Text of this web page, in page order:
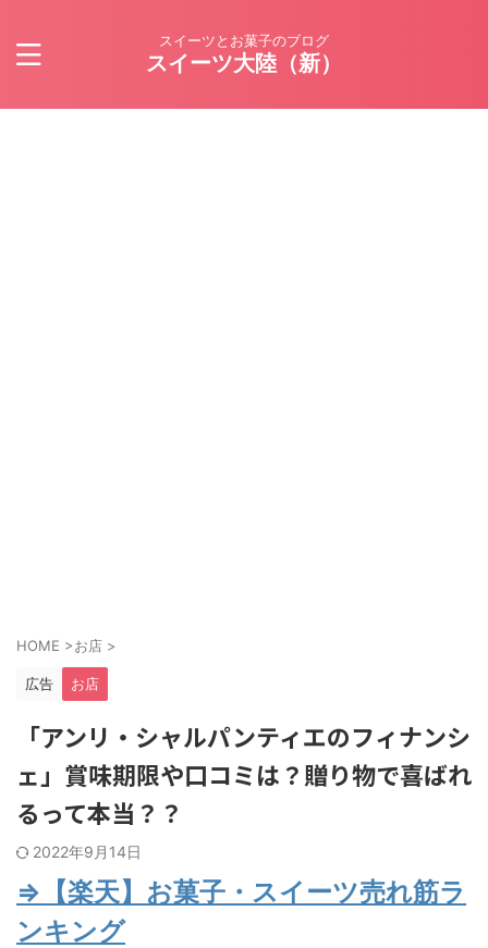
スイーツとお菓子のブログ
スイーツ大陸（新）
HOME >お店 >
広告 お店
「アンリ・シャルパンティエのフィナンシ
ェ」賞味期限や口コミは？贈り物で喜ばれ
るって本当？？
2022年9月14日
⇒【楽天】お菓子・スイーツ売れ筋ラ
ンキング